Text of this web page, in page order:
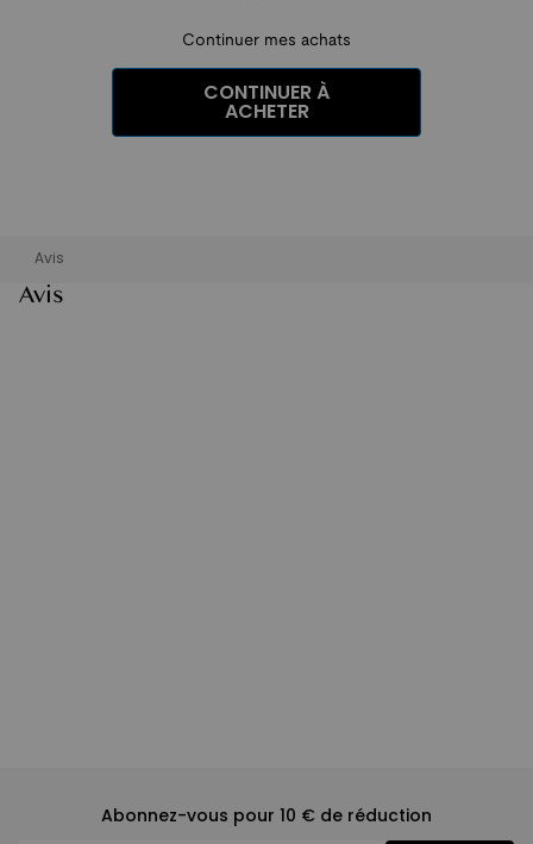
Continuer mes achats
CONTINUER À
ACHETER
Avis
Avis
Abonnez-vous pour 10 € de réduction